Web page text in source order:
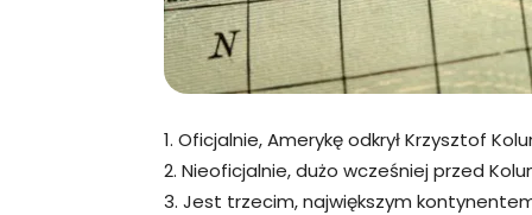
1. Oficjalnie, Amerykę odkrył Krzysztof
2. Nieoficjalnie, dużo wcześniej przed
3. Jest trzecim, największym